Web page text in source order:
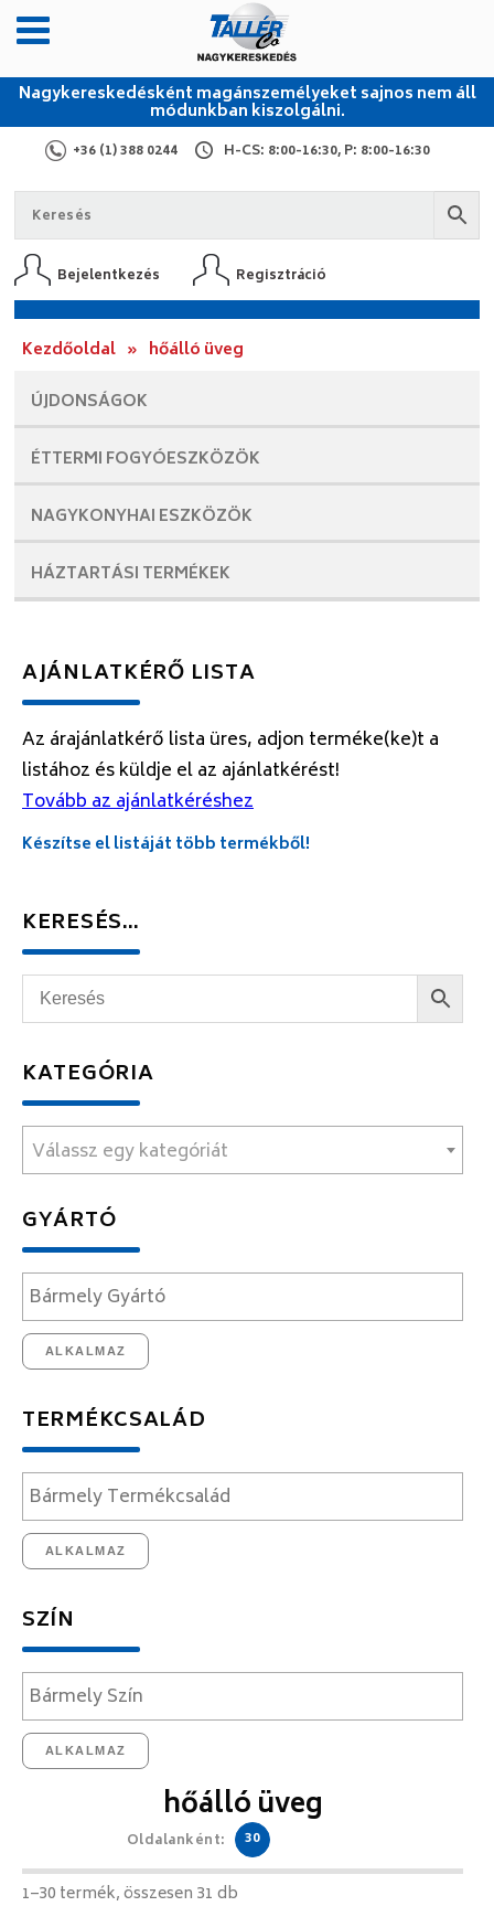
Nagykereskedésként magánszemélyeket sajnos nem áll
módunkban kiszolgálni.
+36 (1) 388 0244 H-CS: 8:00-16:30, P: 8:00-16:30
Bejelentkezés Regisztráció
Kezdőoldal » hőálló üveg
ÚJDONSÁGOK
ÉTTERMI FOGYÓESZKÖZÖK
NAGYKONYHAI ESZKÖZÖK
HÁZTARTÁSI TERMÉKEK
AJÁNLATKÉRŐ LISTA
Az árajánlatkérő lista üres, adjon terméke(ke)t a
listához és küldje el az ajánlatkérést!
Tovább az ajánlatkéréshez
Készítse el listáját több termékből!
KERESÉS…
KATEGÓRIA
Válassz egy kategóriát
GYÁRTÓ
ALKALMAZ
TERMÉKCSALÁD
ALKALMAZ
SZÍN
ALKALMAZ
hőálló üveg
Oldalanként: 30
1–30 termék, összesen 31 db